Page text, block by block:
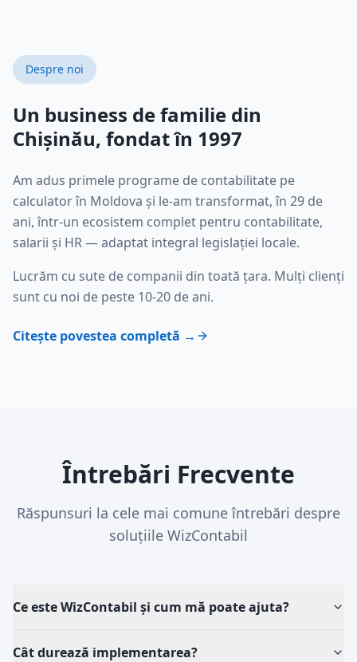
Despre noi
Un business de familie din
Chișinău, fondat în 1997
Am adus primele programe de contabilitate pe
calculator în Moldova și le-am transformat, în 29 de
ani, într-un ecosistem complet pentru contabilitate,
salarii și HR — adaptat integral legislației locale.
Lucrăm cu sute de companii din toată țara. Mulți clienți
sunt cu noi de peste 10-20 de ani.
Citește povestea completă →
Întrebări Frecvente
Răspunsuri la cele mai comune întrebări despre
soluțiile WizContabil
Ce este WizContabil și cum mă poate ajuta?
Cât durează implementarea?